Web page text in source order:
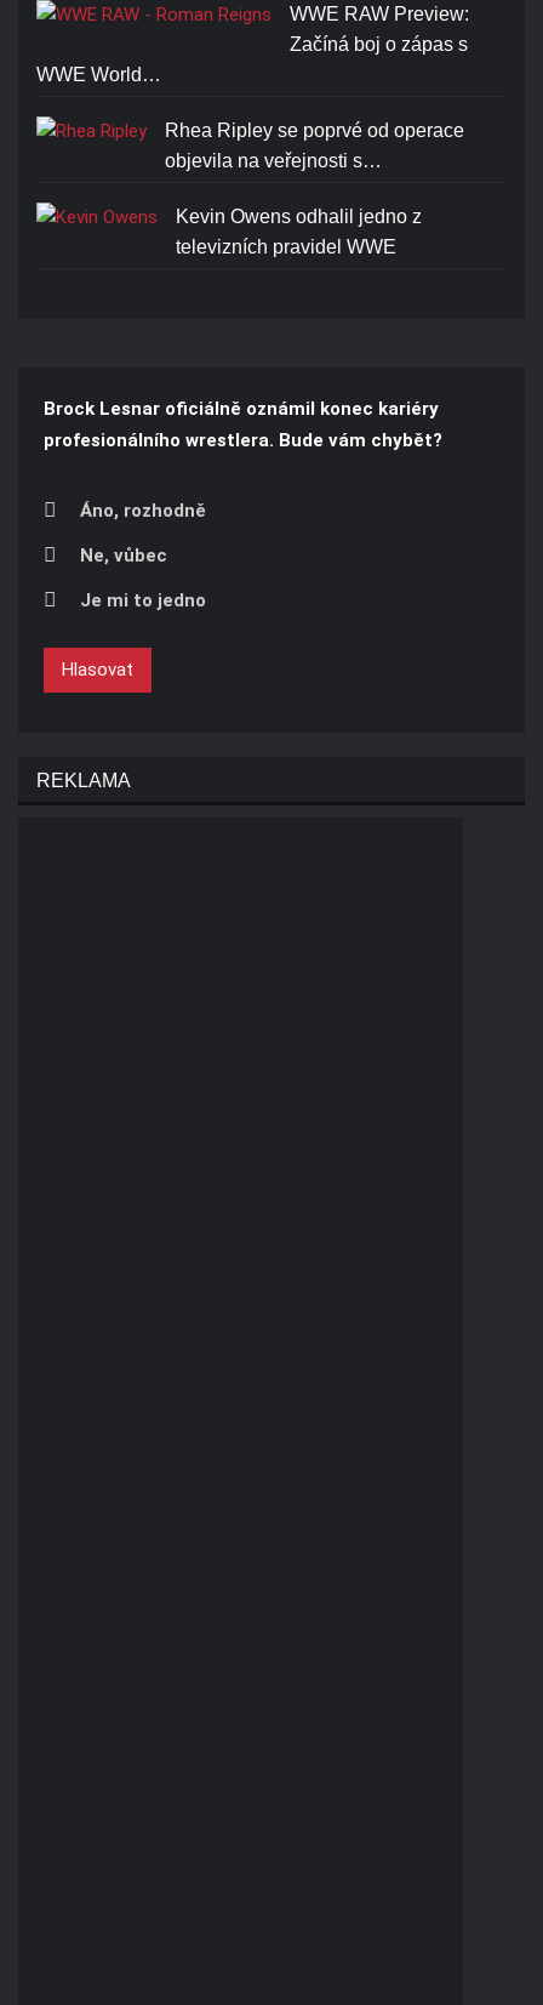
WWE RAW Preview:
Začíná boj o zápas s
WWE World…
Rhea Ripley se poprvé od operace
objevila na veřejnosti s…
Kevin Owens odhalil jedno z
televizních pravidel WWE
Brock Lesnar oficiálně oznámil konec kariéry
profesionálního wrestlera. Bude vám chybět?
Áno, rozhodně
Ne, vůbec
Je mi to jedno
Hlasovat
REKLAMA